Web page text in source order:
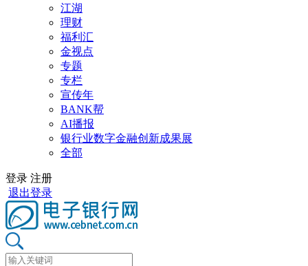
江湖
理财
福利汇
金视点
专题
专栏
宣传年
BANK帮
AI播报
银行业数字金融创新成果展
全部
登录 注册
退出登录